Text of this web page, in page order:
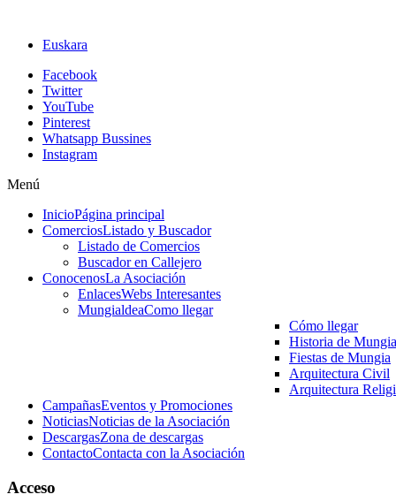
Euskara
Facebook
Twitter
YouTube
Pinterest
Whatsapp Bussines
Instagram
Menú
InicioPágina principal
ComerciosListado y Buscador
Listado de Comercios
Buscador en Callejero
ConocenosLa Asociación
EnlacesWebs Interesantes
MungialdeaComo llegar
Cómo llegar
Historia de Mungia
Fiestas de Mungia
Arquitectura Civil
Arquitectura
CampañasEventos y Promociones
NoticiasNoticias de la Asociación
DescargasZona de descargas
ContactoContacta con la Asociación
Acceso